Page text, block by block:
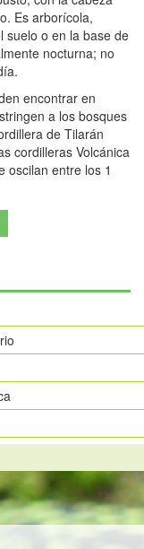
Es arborícola,
suelo o en la base de
nocturna; no
encontrar en
a los bosques
de Tilarán
cordilleras Volcánica
oscilan entre los 1